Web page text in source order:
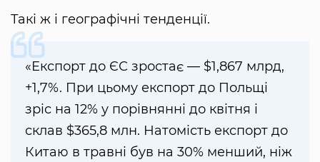
Такі ж і географічні тенденції.
«Експорт до ЄС зростає — $1,867 млрд,
+1,7%. При цьому експорт до Польщі
зріс на 12% у порівнянні до квітня і
склав $365,8 млн. Натомість експорт до
Китаю в травні був на 30% менший, ніж